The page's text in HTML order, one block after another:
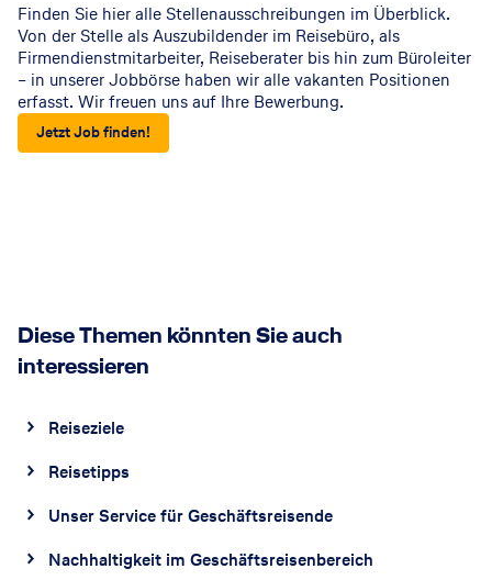
Finden Sie hier alle Stellenausschreibungen im Überblick.
Von der Stelle als Auszubildender im Reisebüro, als
Firmendienstmitarbeiter, Reiseberater bis hin zum Büroleiter
– in unserer Jobbörse haben wir alle vakanten Positionen
erfasst. Wir freuen uns auf Ihre Bewerbung.
Jetzt Job finden!
Diese Themen könnten Sie auch
interessieren
Reiseziele
Reisetipps
Unser Service für Geschäftsreisende
Nachhaltigkeit im Geschäftsreisenbereich